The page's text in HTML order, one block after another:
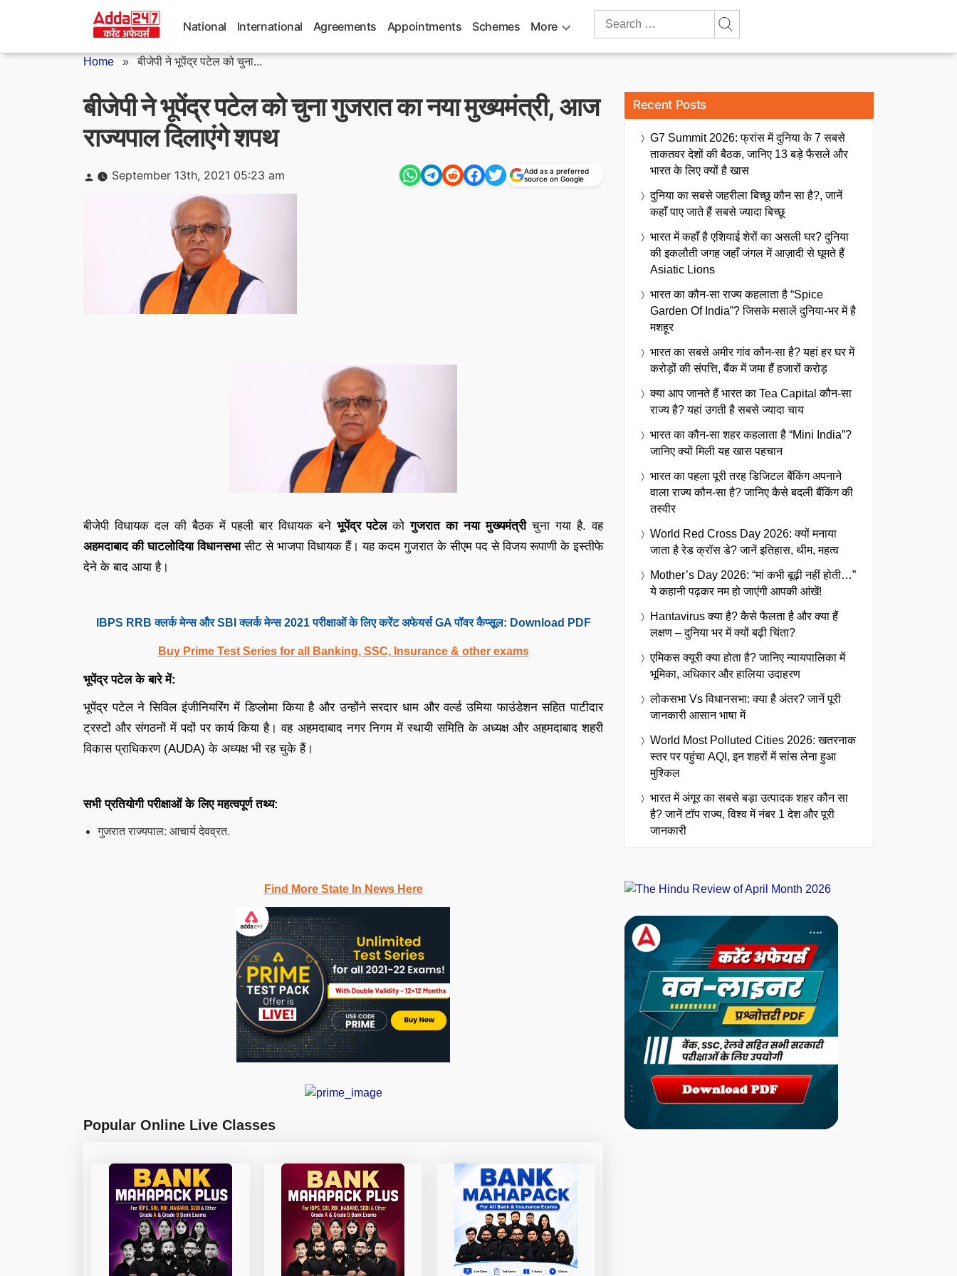
National International Agreements Appointments Schemes More
Search
Home »बीजेपी ने भूपेंद्र पटेल को चुना...
बीजेपी ने भूपेंद्र पटेल को चुना गुजरात का नया मुख्यमंत्री, आज
राज्यपाल दिलाएंगे शपथ
Posted
by
September 13th, 2021 05:23 am
Add as a preferred
source on Google
बीजेपी विधायक दल की बैठक में पहली बार विधायक बने भूपेंद्र पटेलकोगुजरात का नया मुख्यमंत्रीचुना गया है. वह
अहमदाबाद की घाटलोदिया विधानसभासीट से भाजपा विधायक हैं। यह कदम गुजरात के सीएम पद से विजय रूपाणी के इस्तीफे
देने के बाद आया है।
IBPS RRB क्लर्क मेन्स और SBI क्लर्क मेन्स 2021 परीक्षाओं के लिए करेंट अफेयर्स GA पॉवर कैप्सूल: Download PDF
Buy Prime Test Series for all Banking, SSC, Insurance & other exams
भूपेंद्र पटेल के बारे में:
भूपेंद्र पटेल ने सिविल इंजीनियरिंग में डिप्लोमा किया है और उन्होंने सरदार धाम और वर्ल्ड उमिया फाउंडेशन सहित पाटीदार
ट्रस्टों और संगठनों में पदों पर कार्य किया है। वह अहमदाबाद नगर निगम में स्थायी समिति के अध्यक्ष और अहमदाबाद शहरी
विकास प्राधिकरण (AUDA) के अध्यक्ष भी रह चुके हैं।
सभी प्रतियोगी परीक्षाओं के लिए महत्वपूर्ण तथ्य:
गुजरात राज्यपाल: आचार्य देवव्रत.
Find More State In News Here
Popular Online Live Classes
Recent Posts
G7 Summit 2026: फ्रांस में दुनिया के 7 सबसे
ताकतवर देशों की बैठक, जानिए 13 बड़े फैसले और
भारत के लिए क्यों है खास
दुनिया का सबसे जहरीला बिच्छू कौन सा है?, जानें
कहाँ पाए जाते हैं सबसे ज्यादा बिच्छू
भारत में कहाँ है एशियाई शेरों का असली घर? दुनिया
की इकलौती जगह जहाँ जंगल में आज़ादी से घूमते हैं
Asiatic Lions
भारत का कौन-सा राज्य कहलाता है “Spice
Garden Of India”? जिसके मसालें दुनिया-भर में है
मशहूर
भारत का सबसे अमीर गांव कौन-सा है? यहां हर घर में
करोड़ों की संपत्ति, बैंक में जमा हैं हजारों करोड़
क्या आप जानते हैं भारत का Tea Capital कौन-सा
राज्य है? यहां उगती है सबसे ज्यादा चाय
भारत का कौन-सा शहर कहलाता है “Mini India”?
जानिए क्यों मिली यह खास पहचान
भारत का पहला पूरी तरह डिजिटल बैंकिंग अपनाने
वाला राज्य कौन-सा है? जानिए कैसे बदली बैंकिंग की
तस्वीर
World Red Cross Day 2026: क्यों मनाया
जाता है रेड क्रॉस डे? जानें इतिहास, थीम, महत्व
Mother’s Day 2026: “मां कभी बूढ़ी नहीं होती…”
ये कहानी पढ़कर नम हो जाएंगी आपकी आंखें!
Hantavirus क्या है? कैसे फैलता है और क्या हैं
लक्षण – दुनिया भर में क्यों बढ़ी चिंता?
एमिकस क्यूरी क्या होता है? जानिए न्यायपालिका में
भूमिका, अधिकार और हालिया उदाहरण
लोकसभा Vs विधानसभा: क्या है अंतर? जानें पूरी
जानकारी आसान भाषा में
World Most Polluted Cities 2026: खतरनाक
स्तर पर पहुंचा AQI, इन शहरों में सांस लेना हुआ
मुश्किल
भारत में अंगूर का सबसे बड़ा उत्पादक शहर कौन सा
है? जानें टॉप राज्य, विश्व में नंबर 1 देश और पूरी
जानकारी